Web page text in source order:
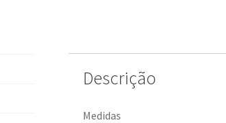
Descrição
Medidas